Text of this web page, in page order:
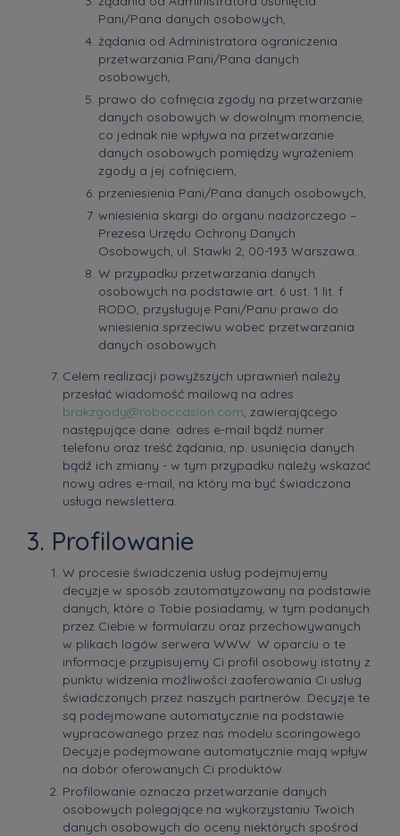
Pani/Pana danych osobowych,
żądania od Administratora ograniczenia
przetwarzania Pani/Pana danych
osobowych,
prawo do cofnięcia zgody na przetwarzanie
danych osobowych w dowolnym momencie,
co jednak nie wpływa na przetwarzanie
danych osobowych pomiędzy wyrażeniem
zgody a jej cofnięciem,
przeniesienia Pani/Pana danych osobowych,
wniesienia skargi do organu nadzorczego –
Prezesa Urzędu Ochrony Danych
Osobowych, ul. Stawki 2, 00-193 Warszawa..
W przypadku przetwarzania danych
osobowych na podstawie art. 6 ust. 1 lit. f
RODO, przysługuje Pani/Panu prawo do
wniesienia sprzeciwu wobec przetwarzania
danych osobowych.
Celem realizacji powyższych uprawnień należy
przesłać wiadomość mailową na adres
brakzgody@roboccasion.com, zawierającego
następujące dane: adres e-mail bądź numer
telefonu oraz treść żądania, np. usunięcia danych
bądź ich zmiany - w tym przypadku należy wskazać
nowy adres e-mail, na który ma być świadczona
usługa newslettera.
3. Profilowanie
W procesie świadczenia usług podejmujemy
decyzje w sposób zautomatyzowany na podstawie
danych, które o Tobie posiadamy, w tym podanych
przez Ciebie w formularzu oraz przechowywanych
w plikach logów serwera WWW. W oparciu o te
informacje przypisujemy Ci profil osobowy istotny z
punktu widzenia możliwości zaoferowania Ci usług
świadczonych przez naszych partnerów. Decyzje te
są podejmowane automatycznie na podstawie
wypracowanego przez nas modelu scoringowego.
Decyzje podejmowane automatycznie mają wpływ
na dobór oferowanych Ci produktów.
Profilowanie oznacza przetwarzanie danych
osobowych polegające na wykorzystaniu Twoich
danych osobowych do oceny niektórych spośród